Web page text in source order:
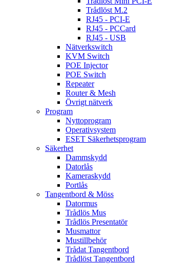
Trådlöst M.2
RJ45 - PCI-E
RJ45 - PCCard
RJ45 - USB
Nätverkswitch
KVM Switch
POE Injector
POE Switch
Repeater
Router & Mesh
Övrigt nätverk
Program
Nyttoprogram
Operativsystem
ESET Säkerhetsprogram
Säkerhet
Dammskydd
Datorlås
Kameraskydd
Portlås
Tangentbord & Möss
Datormus
Trådlös Mus
Trådlös Presentatör
Musmattor
Mustillbehör
Trådat Tangentbord
Trådlöst Tangentbord